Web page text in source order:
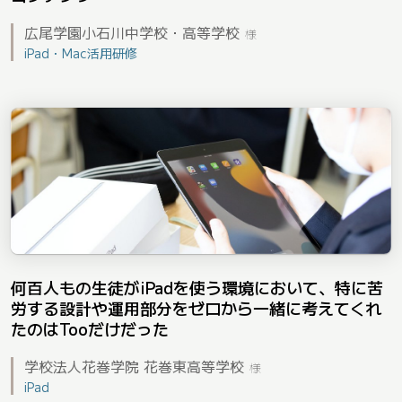
広尾学園小石川中学校・高等学校 様
iPad・Mac活用研修
何百人もの生徒がiPadを使う環境において、特に苦
労する設計や運用部分をゼロから一緒に考えてくれ
たのはTooだけだった
学校法人花巻学院 花巻東高等学校 様
iPad